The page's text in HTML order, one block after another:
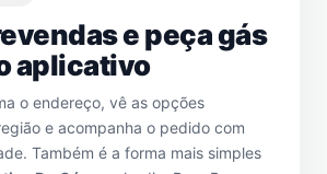
e peça gás
aplicativo
o endereço, vê as opções
e acompanha o pedido com
Também é a forma mais simples